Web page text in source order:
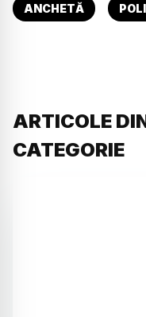
ANCHETĂ
ARTICOLE
CATEGORIE